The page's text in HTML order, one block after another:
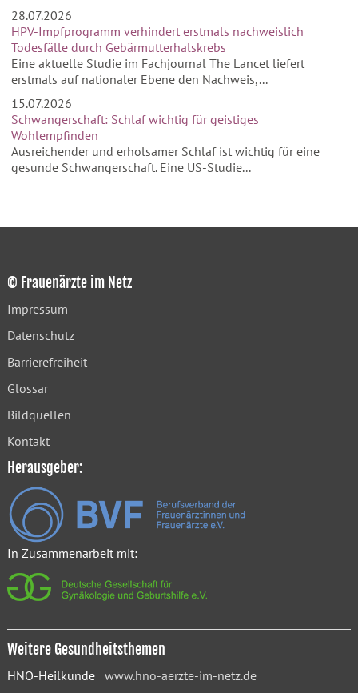
28.07.2026
HPV-Impfprogramm verhindert erstmals nachweislich
Todesfälle durch Gebärmutterhalskrebs
Eine aktuelle Studie im Fachjournal The Lancet liefert
erstmals auf nationaler Ebene den Nachweis,...
15.07.2026
Schwangerschaft: Schlaf wichtig für geistiges
Wohlempfinden
Ausreichender und erholsamer Schlaf ist wichtig für eine
gesunde Schwangerschaft. Eine US-Studie...
© Frauenärzte im Netz
Impressum
Datenschutz
Barrierefreiheit
Glossar
Bildquellen
Kontakt
Herausgeber:
In Zusammenarbeit mit:
Weitere Gesundheitsthemen
HNO-Heilkunde www.hno-aerzte-im-netz.de